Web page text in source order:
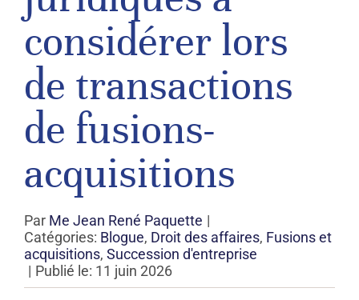
considérer lors
de transactions
de fusions-
acquisitions
Par Me Jean René Paquette |
Catégories: Blogue, Droit des affaires, Fusions et
acquisitions, Succession d'entreprise
| Publié le: 11 juin 2026